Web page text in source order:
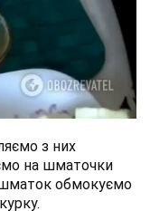
з них
на шматочки
обмокуємо